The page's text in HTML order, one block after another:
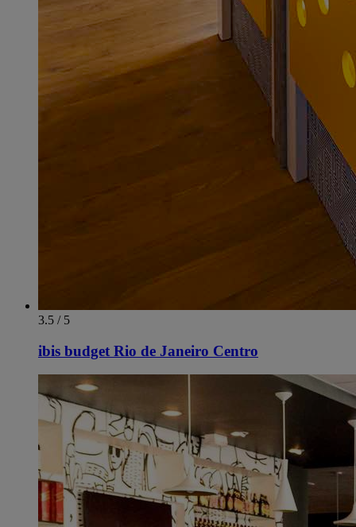
3.5 / 5
ibis budget Rio de Janeiro Centro